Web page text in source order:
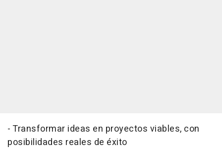
- Transformar ideas en proyectos viables, con
posibilidades reales de éxito